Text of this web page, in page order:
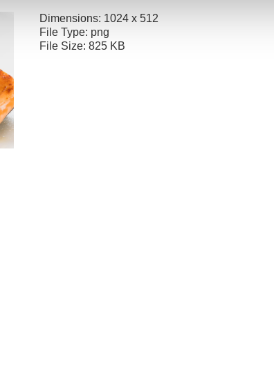
Dimensions: 1024 x 512
File Type: png
File Size: 825 KB